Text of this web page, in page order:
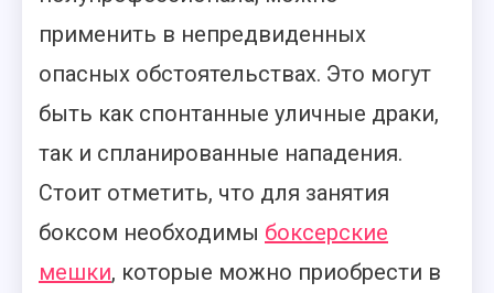
применить в непредвиденных
опасных обстоятельствах. Это могут
быть как спонтанные уличные драки,
так и спланированные нападения.
Стоит отметить, что для занятия
боксом необходимы боксерские
мешки, которые можно приобрести в